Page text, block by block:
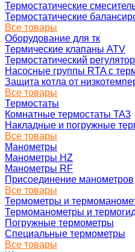
Термостатические
Термостатические
Все товары
Оборудование для тк
Термические клапаны ATV
Термостатический
Насосные группы RTA с
Защита котла от
Все товары
Термостаты
Комнатные термостаты TA3
Накладные и погружные
Все товары
Манометры
Манометры HZ
Манометры RF
Присоединение манометров
Все товары
Термометры и
Термоманометры и
Погружные термометры
Специальные термометры
Все товары